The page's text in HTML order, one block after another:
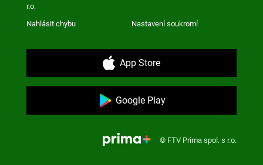
r.o.
Nahlásit chybu Nastavení soukromí
App Store
Google Play
© FTV Prima spol. s r.o.